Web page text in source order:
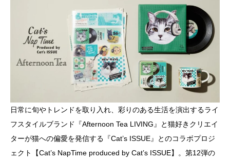
日常に旬やトレンドを取り入れ、彩りのある生活を演出するライ
フスタイルブランド『Afternoon Tea LIVING』と猫好きクリエイ
ターが猫への偏愛を発信する『Cat’s ISSUE』とのコラボプロジ
ェクト【Cat’s NapTime produced by Cat’s ISSUE】。第12弾の